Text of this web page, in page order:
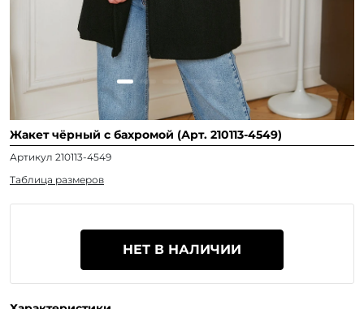
Жакет чёрный с бахромой (Арт. 210113-4549)
Артикул 210113-4549
Таблица размеров
НЕТ В НАЛИЧИИ